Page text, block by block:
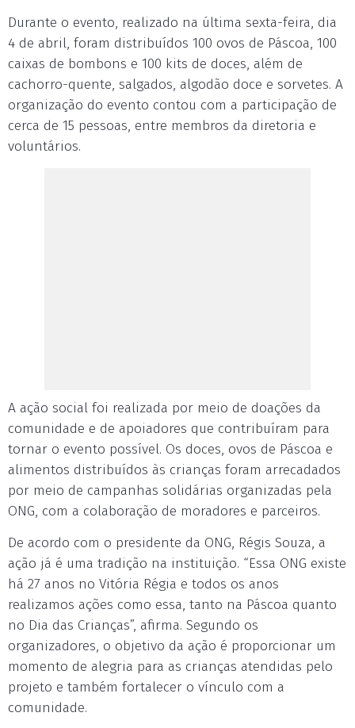
Durante o evento, realizado na última sexta-feira, dia
4 de abril, foram distribuídos 100 ovos de Páscoa, 100
caixas de bombons e 100 kits de doces, além de
cachorro-quente, salgados, algodão doce e sorvetes. A
organização do evento contou com a participação de
cerca de 15 pessoas, entre membros da diretoria e
voluntários.
A ação social foi realizada por meio de doações da
comunidade e de apoiadores que contribuíram para
tornar o evento possível. Os doces, ovos de Páscoa e
alimentos distribuídos às crianças foram arrecadados
por meio de campanhas solidárias organizadas pela
ONG, com a colaboração de moradores e parceiros.
De acordo com o presidente da ONG, Régis Souza, a
ação já é uma tradição na instituição. “Essa ONG existe
há 27 anos no Vitória Régia e todos os anos
realizamos ações como essa, tanto na Páscoa quanto
no Dia das Crianças”, afirma. Segundo os
organizadores, o objetivo da ação é proporcionar um
momento de alegria para as crianças atendidas pelo
projeto e também fortalecer o vínculo com a
comunidade.